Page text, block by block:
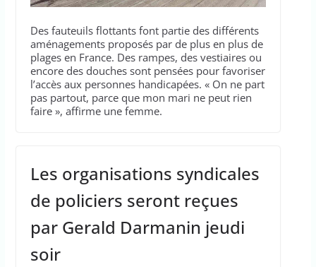
Des fauteuils flottants font partie des différents
aménagements proposés par de plus en plus de
plages en France. Des rampes, des vestiaires ou
encore des douches sont pensées pour favoriser
l’accès aux personnes handicapées. « On ne part
pas partout, parce que mon mari ne peut rien
faire », affirme une femme.
Les organisations syndicales
de policiers seront reçues
par Gerald Darmanin jeudi
soir